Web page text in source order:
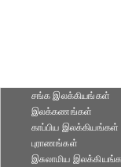
சங்க இலக்கியங்கள்
இலக்கணங்கள்
காப்பிய இலக்கியங்கள்
புராணங்கள்
இசுலாமிய